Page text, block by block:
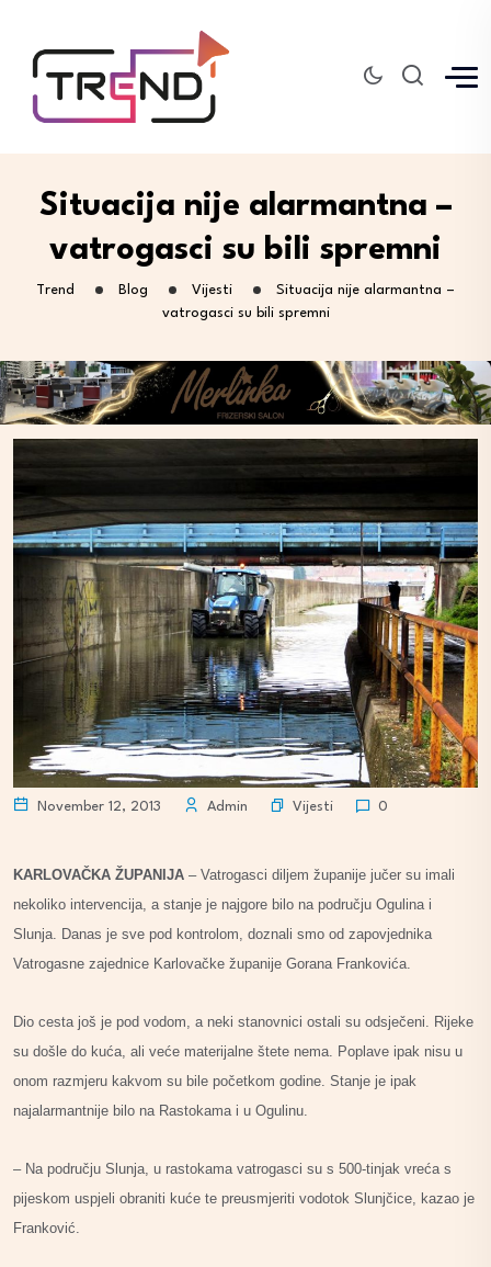
Situacija nije alarmantna –
vatrogasci su bili spremni
Trend Blog Vijesti
Situacija nije alarmantna –
vatrogasci su bili spremni
November 12, 2013 Admin Vijesti 0
KARLOVAČKA ŽUPANIJA – Vatrogasci diljem županije jučer su imali
nekoliko intervencija, a stanje je najgore bilo na području Ogulina i
Slunja. Danas je sve pod kontrolom, doznali smo od zapovjednika
Vatrogasne zajednice Karlovačke županije Gorana Frankovića.
Dio cesta još je pod vodom, a neki stanovnici ostali su odsječeni. Rijeke
su došle do kuća, ali veće materijalne štete nema. Poplave ipak nisu u
onom razmjeru kakvom su bile početkom godine. Stanje je ipak
najalarmantnije bilo na Rastokama i u Ogulinu.
– Na području Slunja, u rastokama vatrogasci su s 500-tinjak vreća s
pijeskom uspjeli obraniti kuće te preusmjeriti vodotok Slunjčice, kazao je
Franković.